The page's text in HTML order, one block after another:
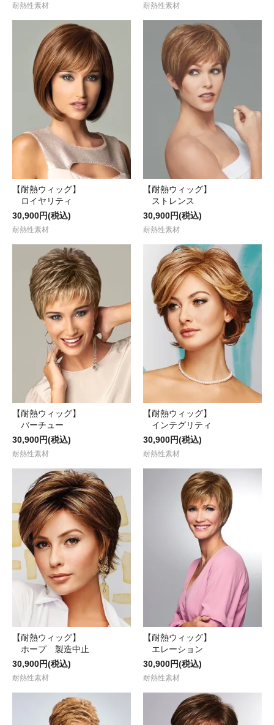
耐熱性素材 耐熱性素材
【耐熱ウィッグ】
ロイヤリティ
30,900円(税込)
耐熱性素材
【耐熱ウィッグ】
ストレンス
30,900円(税込)
耐熱性素材
【耐熱ウィッグ】
バーチュー
30,900円(税込)
耐熱性素材
【耐熱ウィッグ】
インテグリティ
30,900円(税込)
耐熱性素材
【耐熱ウィッグ】
ホープ 製造中止
30,900円(税込)
耐熱性素材
【耐熱ウィッグ】
エレーション
30,900円(税込)
耐熱性素材